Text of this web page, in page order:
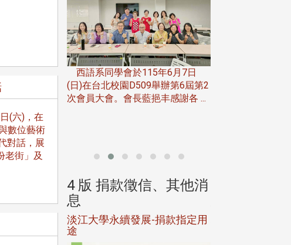
(六)，在
數位藝術
對話，展
老街」及
，在台北校
潘伯申研發
西語系同學會於115年6月7日
(日)在台北校園D509舉辦第6屆第2
次會員大會。會長藍挹丰感謝各 ...
4 版 捐款徵信、其他消
息
淡江大學永續發展-捐款指定用
途